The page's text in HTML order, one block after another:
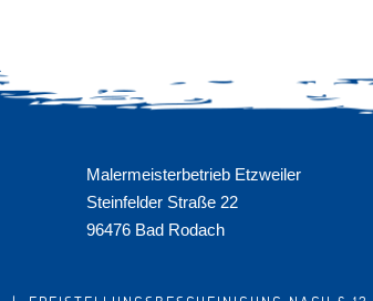
Malermeisterbetrieb Etzweiler
Steinfelder Straße 22
96476 Bad Rodach